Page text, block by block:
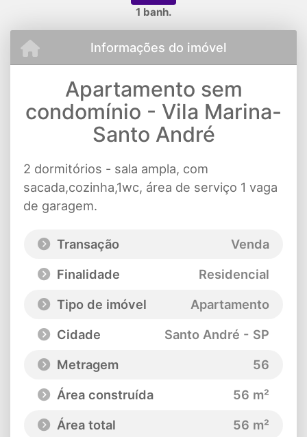
1 banh.
Informações do imóvel
Apartamento sem
condomínio - Vila Marina-
Santo André
2 dormitórios - sala ampla, com
sacada,cozinha,1wc, área de serviço 1 vaga
de garagem.
Transação
Venda
Finalidade
Residencial
Tipo de imóvel
Apartamento
Cidade
Santo André - SP
Metragem
56
Área construída
56 m²
Área total
56 m²